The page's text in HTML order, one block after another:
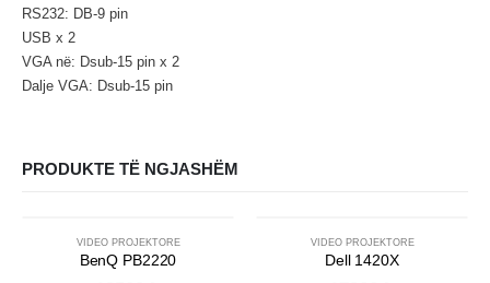
RS232: DB-9 pin
USB x 2
VGA në: Dsub-15 pin x 2
Dalje VGA: Dsub-15 pin
PRODUKTE TË NGJASHËM
VIDEO PROJEKTORE
BenQ PB2220
VIDEO PROJEKTORE
Dell 1420X